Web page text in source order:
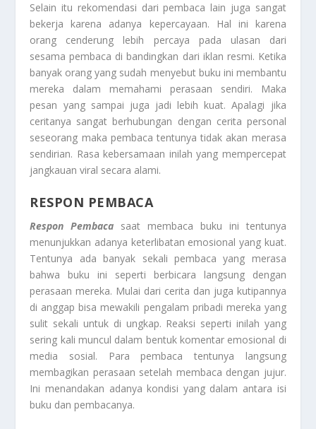
Selain itu rekomendasi dari pembaca lain juga sangat
bekerja karena adanya kepercayaan. Hal ini karena
orang cenderung lebih percaya pada ulasan dari
sesama pembaca di bandingkan dari iklan resmi. Ketika
banyak orang yang sudah menyebut buku ini membantu
mereka dalam memahami perasaan sendiri. Maka
pesan yang sampai juga jadi lebih kuat. Apalagi jika
ceritanya sangat berhubungan dengan cerita personal
seseorang maka pembaca tentunya tidak akan merasa
sendirian. Rasa kebersamaan inilah yang mempercepat
jangkauan viral secara alami.
RESPON PEMBACA
Respon Pembaca saat membaca buku ini tentunya
menunjukkan adanya keterlibatan emosional yang kuat.
Tentunya ada banyak sekali pembaca yang merasa
bahwa buku ini seperti berbicara langsung dengan
perasaan mereka. Mulai dari cerita dan juga kutipannya
di anggap bisa mewakili pengalam pribadi mereka yang
sulit sekali untuk di ungkap. Reaksi seperti inilah yang
sering kali muncul dalam bentuk komentar emosional di
media sosial. Para pembaca tentunya langsung
membagikan perasaan setelah membaca dengan jujur.
Ini menandakan adanya kondisi yang dalam antara isi
buku dan pembacanya.